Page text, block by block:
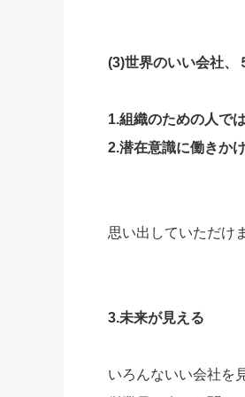
(3)世界のいい会社、
1.組織のための人で
2.潜在意識に働きか
思い出していただけ
3.未来が見える
いろんないい会社を